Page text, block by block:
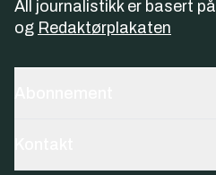
All journalistikk er basert på
og Redaktørplakaten